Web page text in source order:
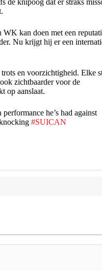
de knipoog dat er straks
WK kan doen met een
Nu krijgt hij er een
en voorzichtigheid. Elke
zichtbaarder voor de
op aanslaat.
he’s had against
#SUICAN